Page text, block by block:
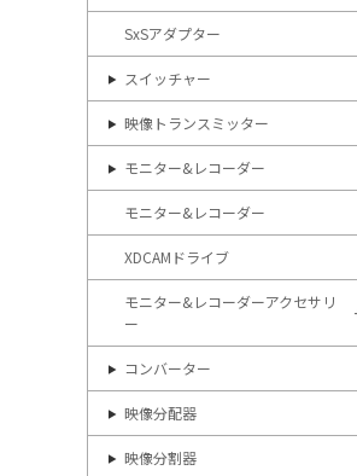
SxSアダプター
スイッチャー
映像トランスミッター
モニター&レコーダー
モニター&レコーダー
XDCAMドライブ
モニター&レコーダーアクセサリ
ー
コンバーター
映像分配器
映像分割器